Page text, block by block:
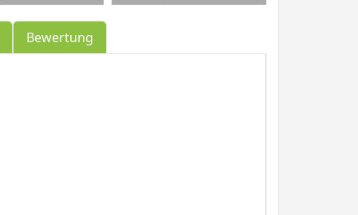
Bewertung